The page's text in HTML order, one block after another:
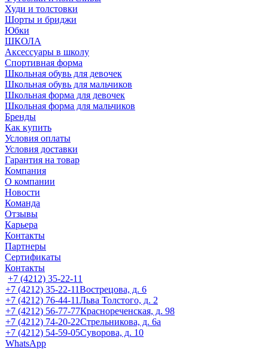
Худи и толстовки
Шорты и бриджи
Юбки
ШКОЛА
Аксессуары в школу
Спортивная форма
Школьная обувь для девочек
Школьная обувь для мальчиков
Школьная форма для девочек
Школьная форма для мальчиков
Бренды
Как купить
Условия оплаты
Условия доставки
Гарантия на товар
Компания
О компании
Новости
Команда
Отзывы
Карьера
Контакты
Партнеры
Сертификаты
Контакты
+7 (4212) 35-22-11
+7 (4212) 35-22-11Вострецова, д. 6
+7 (4212) 76-44-11Льва Толстого, д. 2
+7 (4212) 56-77-77Краснореченская, д. 98
+7 (4212) 74-20-22Стрельникова, д. 6а
+7 (4212) 54-59-05Суворова, д. 10
WhatsApp